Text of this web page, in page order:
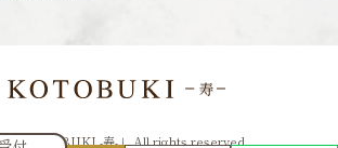
整体KOTOBUKI -寿-」 All rights reserved.